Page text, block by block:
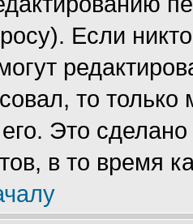
Если
то
Это
в то время